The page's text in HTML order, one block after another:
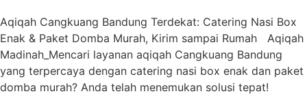
Aqiqah Cangkuang Bandung Terdekat: Catering Nasi Box
Enak & Paket Domba Murah, Kirim sampai Rumah Aqiqah
Madinah_Mencari layanan aqiqah Cangkuang Bandung
yang terpercaya dengan catering nasi box enak dan paket
domba murah? Anda telah menemukan solusi tepat!